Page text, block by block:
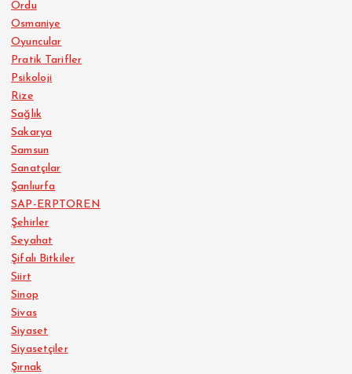
Ordu
Osmaniye
Oyuncular
Pratik Tarifler
Psikoloji
Rize
Sağlık
Sakarya
Samsun
Sanatçılar
Şanlıurfa
SAP-ERPTOREN
Şehirler
Seyahat
Şifalı Bitkiler
Siirt
Sinop
Sivas
Siyaset
Siyasetçiler
Şırnak